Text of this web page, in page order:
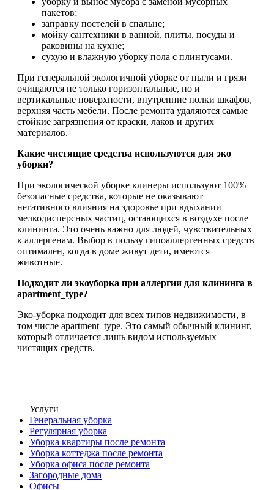
пакетов;
заправку постелей в спальне;
мойку сантехники в ванной, плиты, посуды и
раковины на кухне;
сухую и влажную уборку пола с плинтусами.
При генеральной экологичной уборке от пыли и грязи
очищаются не только горизонтальные, но и
вертикальные поверхности, внутренние полки шкафов,
верхняя часть мебели. После ремонта удаляются самые
стойкие загрязнения от краски, лаков и других
материалов.
Какие чистящие средства используются для эко
уборки?
При экологической уборке клинеры используют 100%
безопасные средства, которые не оказывают
негативного влияния на здоровье при вдыхании
мелкодисперсных частиц, остающихся в воздухе после
клининга. Это очень важно для людей, чувствительных
к аллергенам. Выбор в пользу гипоаллергенных средств
оптимален, когда в доме живут дети, имеются
животные.
Подходит ли экоуборка при аллергии для клининга в
apartment_type?
Эко-уборка подходит для всех типов недвижимости, в
том числе apartment_type. Это самый обычный клининг,
который отличается лишь видом используемых
чистящих средств.
Услуги
Генеральная уборка
Регулярная уборка
Уборка квартиры после ремонта
Уборка коттеджа после ремонта
Уборка офиса после ремонта
Загородные дома
Офисы